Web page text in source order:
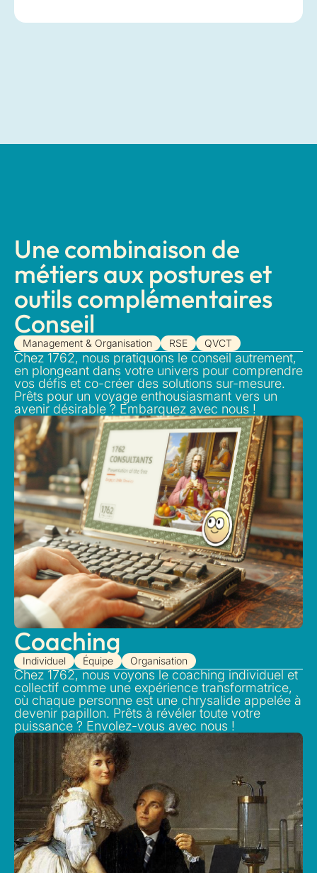
Une combinaison de
métiers aux postures et
outils complémentaires
Conseil
Management & Organisation RSE QVCT
Chez 1762, nous pratiquons le conseil autrement,
en plongeant dans votre univers pour comprendre
vos défis et co-créer des solutions sur-mesure.
Prêts pour un voyage enthousiasmant vers un
avenir désirable ? Embarquez avec nous !
Coaching
Individuel Équipe Organisation
Chez 1762, nous voyons le coaching individuel et
collectif comme une expérience transformatrice,
où chaque personne est une chrysalide appelée à
devenir papillon. Prêts à révéler toute votre
puissance ? Envolez-vous avec nous !